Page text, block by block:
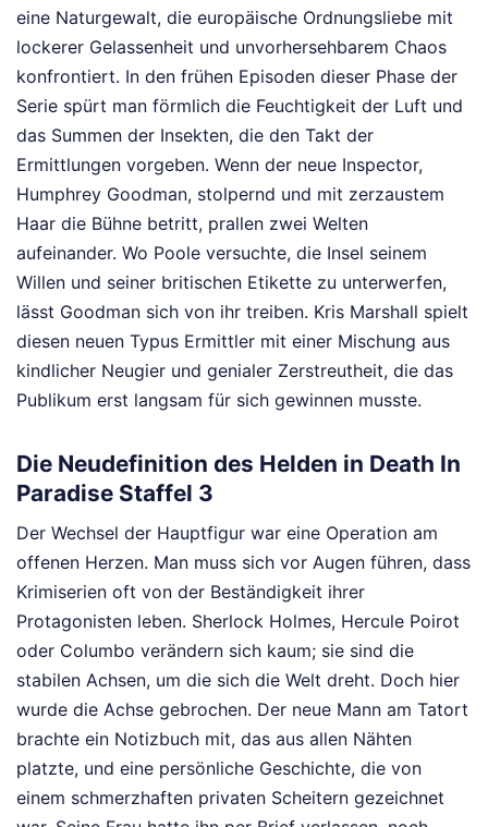
eine Naturgewalt, die europäische Ordnungsliebe mit
lockerer Gelassenheit und unvorhersehbarem Chaos
konfrontiert. In den frühen Episoden dieser Phase der
Serie spürt man förmlich die Feuchtigkeit der Luft und
das Summen der Insekten, die den Takt der
Ermittlungen vorgeben. Wenn der neue Inspector,
Humphrey Goodman, stolpernd und mit zerzaustem
Haar die Bühne betritt, prallen zwei Welten
aufeinander. Wo Poole versuchte, die Insel seinem
Willen und seiner britischen Etikette zu unterwerfen,
lässt Goodman sich von ihr treiben. Kris Marshall spielt
diesen neuen Typus Ermittler mit einer Mischung aus
kindlicher Neugier und genialer Zerstreutheit, die das
Publikum erst langsam für sich gewinnen musste.
Die Neudefinition des Helden in Death In
Paradise Staffel 3
Der Wechsel der Hauptfigur war eine Operation am
offenen Herzen. Man muss sich vor Augen führen, dass
Krimiserien oft von der Beständigkeit ihrer
Protagonisten leben. Sherlock Holmes, Hercule Poirot
oder Columbo verändern sich kaum; sie sind die
stabilen Achsen, um die sich die Welt dreht. Doch hier
wurde die Achse gebrochen. Der neue Mann am Tatort
brachte ein Notizbuch mit, das aus allen Nähten
platzte, und eine persönliche Geschichte, die von
einem schmerzhaften privaten Scheitern gezeichnet